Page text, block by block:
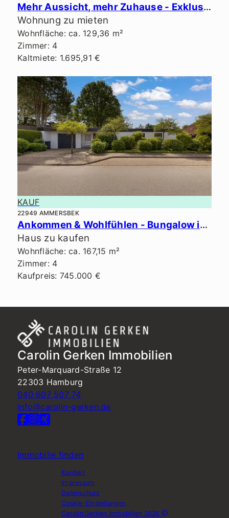
Mehr Aussicht, mehr Zuhause - Exklusives Penthouse in ruhiger Lage.
Wohnung zu mieten
Wohnfläche: ca. 129,36 m²
Zimmer: 4
Kaltmiete: 1.695,91 €
KAUF
22949 AMMERSBEK
Ankommen & Wohlfühlen - Bungalow in Bestlage von Ammersbek.
Haus zu kaufen
Wohnfläche: ca. 167,15 m²
Zimmer: 4
Kaufpreis: 745.000 €
Carolin Gerken Immobilien
Peter-Marquard-Straße 12
22303 Hamburg
040 607 507 74
info@carolin-gerken.de
Immobilie finden
Kontakt
Impressum
Datenschutz
Cookie-Einstellungen
Carolin Gerken Immobilien 2026